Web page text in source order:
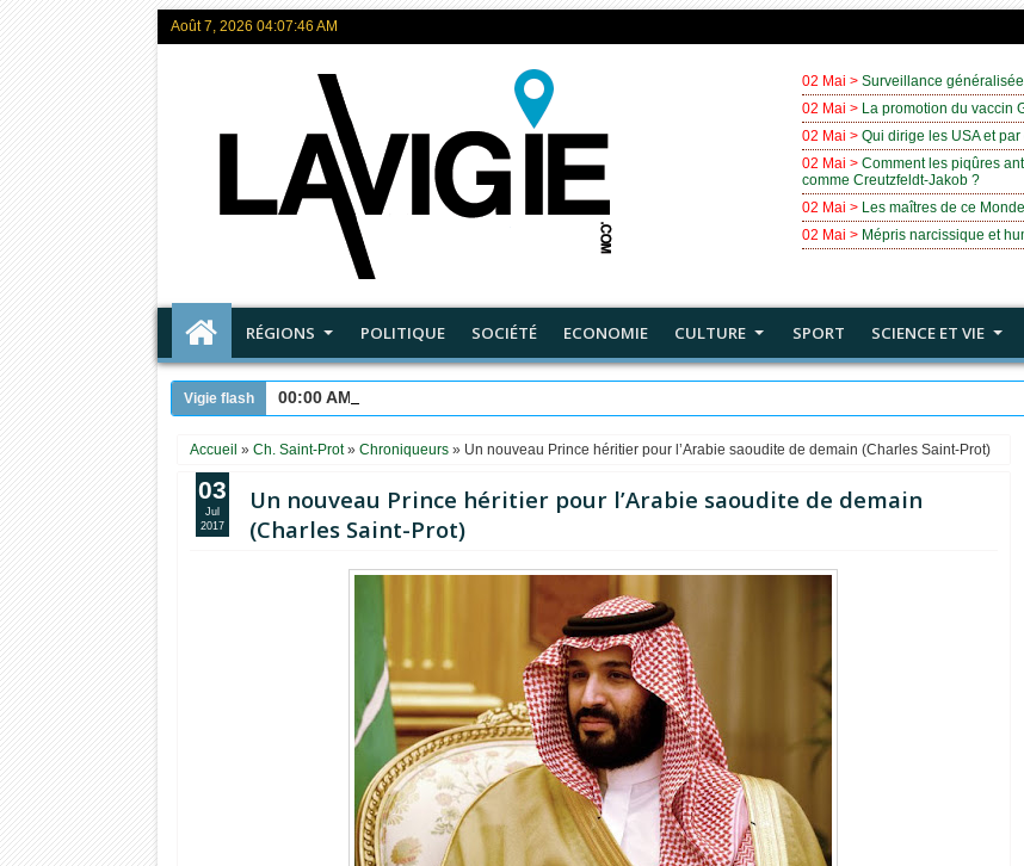
Août 7, 2026 04:07:47 AM
02 Mai > Surveillance
02 Mai > La promotion du vaccin
02 Mai > Qui dirige les USA et
02 Mai > Comment les piqûres
comme Creutzfeldt-Jakob ?
02 Mai > Les maîtres de ce
02 Mai > Mépris narcissique et
RÉGIONS POLITIQUE SOCIÉTÉ ECONOMIE CULTURE SPORT SCIENCE ET VIE
Vigie flash 00:00 AM
Accueil »Ch. Saint-Prot»Chroniqueurs » Un nouveau Prince héritier pour l’Arabie saoudite de demain (Charles Saint-Prot)
Un nouveau Prince héritier pour l’Arabie saoudite de demain
(Charles Saint-Prot)
03
Jul
2017